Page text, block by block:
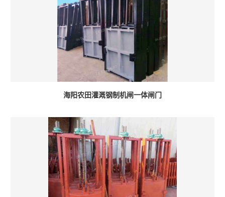
海阳农田灌溉钢制机闸一体闸门